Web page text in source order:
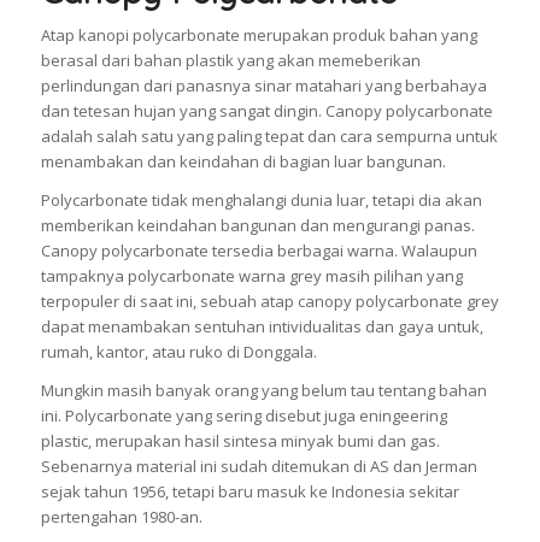
Atap kanopi polycarbonate merupakan produk bahan yang
berasal dari bahan plastik yang akan memeberikan
perlindungan dari panasnya sinar matahari yang berbahaya
dan tetesan hujan yang sangat dingin. Canopy polycarbonate
adalah salah satu yang paling tepat dan cara sempurna untuk
menambakan dan keindahan di bagian luar bangunan.
Polycarbonate tidak menghalangi dunia luar, tetapi dia akan
memberikan keindahan bangunan dan mengurangi panas.
Canopy polycarbonate tersedia berbagai warna. Walaupun
tampaknya polycarbonate warna grey masih pilihan yang
terpopuler di saat ini, sebuah atap canopy polycarbonate grey
dapat menambakan sentuhan intividualitas dan gaya untuk,
rumah, kantor, atau ruko di Donggala.
Mungkin masih banyak orang yang belum tau tentang bahan
ini. Polycarbonate yang sering disebut juga eningeering
plastic, merupakan hasil sintesa minyak bumi dan gas.
Sebenarnya material ini sudah ditemukan di AS dan Jerman
sejak tahun 1956, tetapi baru masuk ke Indonesia sekitar
pertengahan 1980-an.